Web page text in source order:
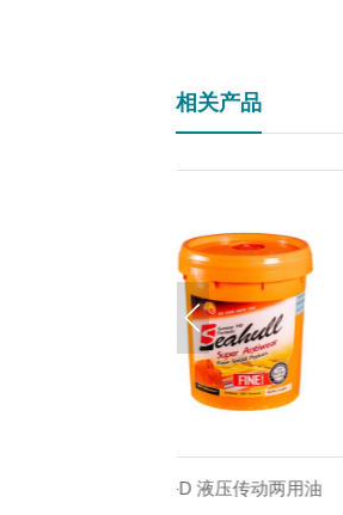
相关产品
工程机械专用 46#高